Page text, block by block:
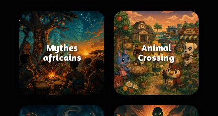
Mythes
africains
Animal
Crossing